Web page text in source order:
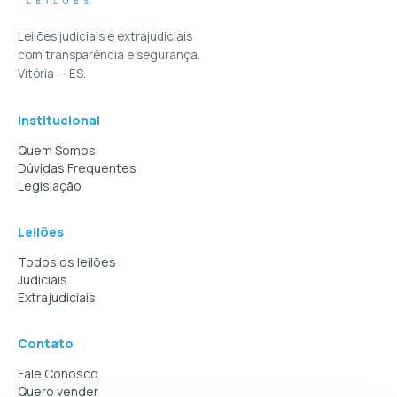
Leilões judiciais e extrajudiciais
com transparência e segurança.
Vitória — ES.
Institucional
Quem Somos
Dúvidas Frequentes
Legislação
Leilões
Todos os leilões
Judiciais
Extrajudiciais
Contato
Fale Conosco
Quero vender